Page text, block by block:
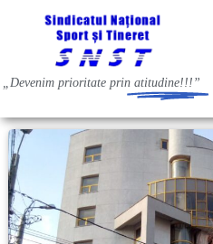
„Devenim prioritate prin atitudine!!!”